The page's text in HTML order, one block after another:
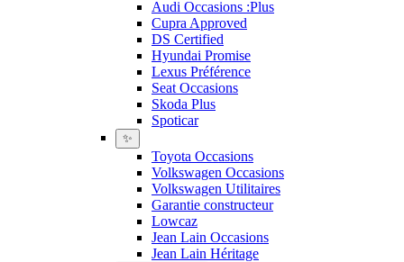
Audi Occasions :Plus
Cupra Approved
DS Certified
Hyundai Promise
Lexus Préférence
Seat Occasions
Skoda Plus
Spoticar
✨
Toyota Occasions
Volkswagen Occasions
Volkswagen Utilitaires
Garantie constructeur
Lowcaz
Jean Lain Occasions
Jean Lain Héritage